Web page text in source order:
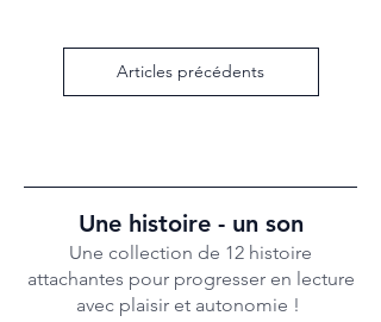
Articles précédents
Une histoire - un son
Une collection de 12 histoire
attachantes pour progresser en lecture
avec plaisir et autonomie !